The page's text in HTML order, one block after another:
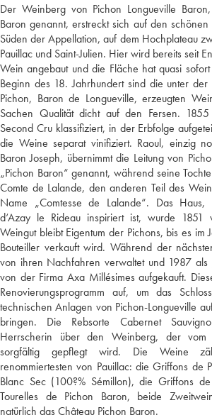
Der Weinberg von Pichon Longueville
Baron genannt, erstreckt sich auf den
Süden der Appellation, auf dem Hochplateau
Pauillac und Saint-Julien. Hier wird bereits seit
Wein angebaut und die Fläche hat quasi
Beginn des 18. Jahrhundert sind die unter der
Pichon, Baron de Longueville, erzeugten
Sachen Qualität dicht auf den Fersen.
Second Cru klassifiziert, in der Erbfolge
die Weine separat vinifiziert. Raoul, einzig
Baron Joseph, übernimmt die Leitung von
„Pichon Baron“ genannt, während seine
Comte de Lalande, den anderen Teil des
Name „Comtesse de Lalande“. Das Haus,
d‘Azay le Rideau inspiriert ist, wurde 1851
Weingut bleibt Eigentum der Pichons, bis es im
Bouteiller verkauft wird. Während der
von ihren Nachfahren verwaltet und 1987 als
von der Firma Axa Millésimes aufgekauft.
Renovierungsprogramm auf, um das
technischen Anlagen von Pichon-Longueville
bringen. Die Rebsorte Cabernet
Herrscherin über den Weinberg, der vom
sorgfältig gepflegt wird. Die Weine
renommiertesten von Pauillac: die Griffons de
Blanc Sec (100?% Sémillon), die Griffons
Tourelles de Pichon Baron, beide
natürlich das Château Pichon Baron.